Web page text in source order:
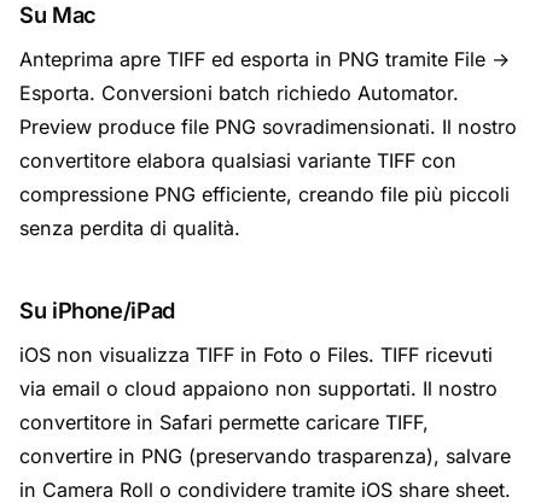
Su Mac
Anteprima apre TIFF ed esporta in PNG tramite File →
Esporta. Conversioni batch richiedo Automator.
Preview produce file PNG sovradimensionati. Il nostro
convertitore elabora qualsiasi variante TIFF con
compressione PNG efficiente, creando file più piccoli
senza perdita di qualità.
Su iPhone/iPad
iOS non visualizza TIFF in Foto o Files. TIFF ricevuti
via email o cloud appaiono non supportati. Il nostro
convertitore in Safari permette caricare TIFF,
convertire in PNG (preservando trasparenza), salvare
in Camera Roll o condividere tramite iOS share sheet.